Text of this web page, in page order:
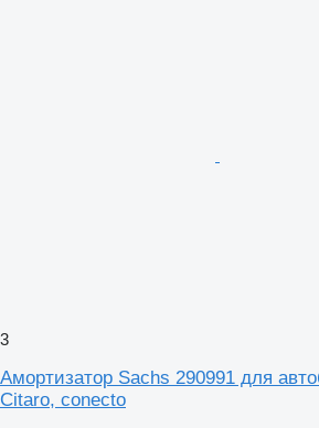
3
Амортизатор Sachs 290991 для
Citaro, conecto